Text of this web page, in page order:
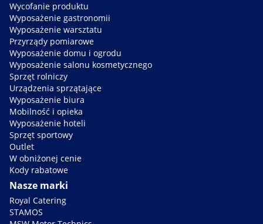
Wycofanie produktu
Wyposażenie gastronomii
Wyposażenie warsztatu
Przyrządy pomiarowe
Wyposażenie domu i ogrodu
Wyposażenie salonu kosmetycznego
Sprzęt rolniczy
Urządzenia sprzątające
Wyposażenie biura
Mobilność i opieka
Wyposażenie hoteli
Sprzęt sportowy
Outlet
W obniżonej cenie
Kody rabatowe
Nasze marki
Royal Catering
STAMOS